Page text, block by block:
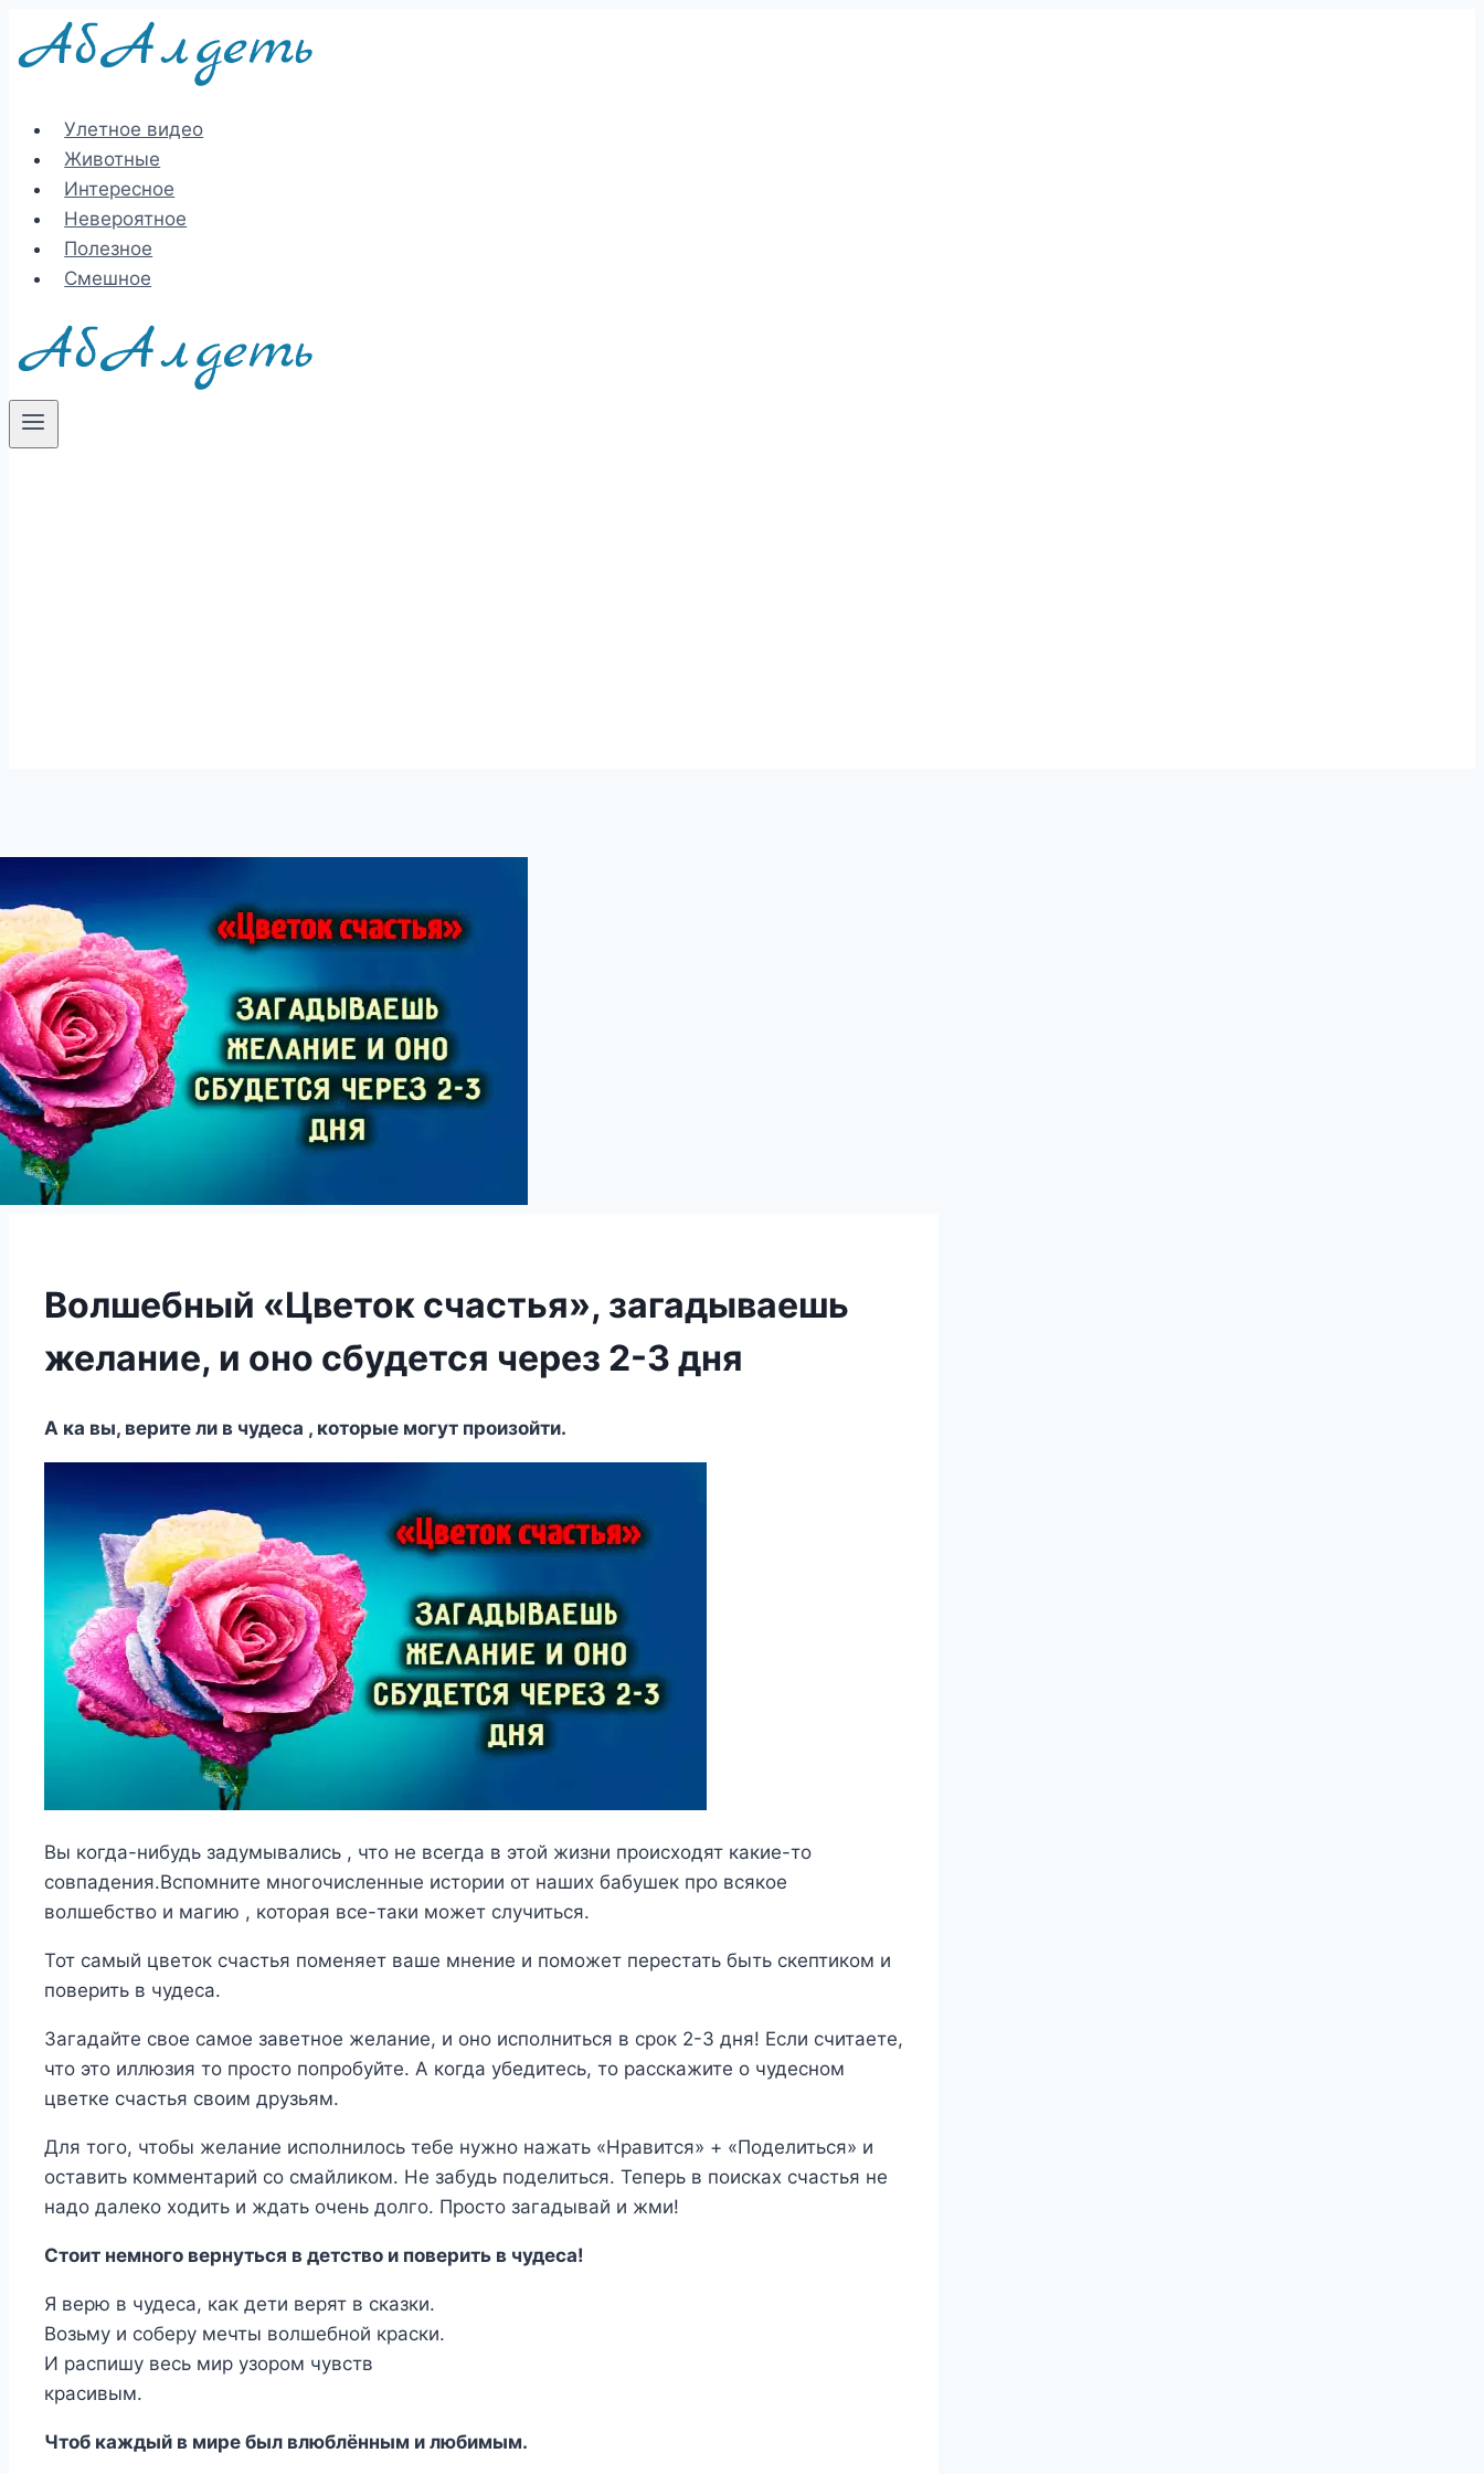
Перейти
Улетное видео
Животные
Интересное
Невероятное
Полезное
Смешное
Волшебный «Цветок счастья», загадываешь
желание, и оно сбудется через 2-3 дня
А ка вы, верите ли в чудеса , которые могут произойти.
Вы когда-нибудь задумывались , что не всегда в этой жизни происходят какие-то
совпадения.Вспомните многочисленные истории от наших бабушек про всякое
волшебство и магию , которая все-таки может случиться.
Тот самый цветок счастья поменяет ваше мнение и поможет перестать быть скептиком и
поверить в чудеса.
Загадайте свое самое заветное желание, и оно исполниться в срок 2-3 дня! Если считаете,
что это иллюзия то просто попробуйте. А когда убедитесь, то расскажите о чудесном
цветке счастья своим друзьям.
Для того, чтобы желание исполнилось тебе нужно нажать «Нравится» + «Поделиться» и
оставить комментарий со смайликом. Не забудь поделиться. Теперь в поисках счастья не
надо далеко ходить и ждать очень долго. Просто загадывай и жми!
Стоит немного вернуться в детство и поверить в чудеса!
Я верю в чудеса, как дети верят в сказки.
Возьму и соберу мечты волшебной краски.
И распишу весь мир узором чувств
красивым.
Чтоб каждый в мире был влюблённым и любимым.